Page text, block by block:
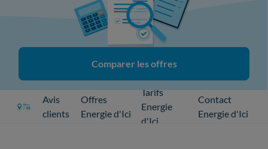
Comparer les offres
Avis
clients
Offres
Energie d'Ici
Tarifs
Energie
d'Ici
Contact
Energie d'Ici